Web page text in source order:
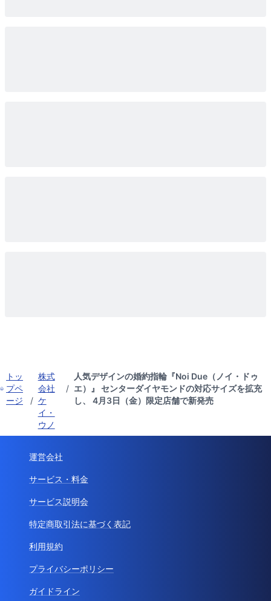
トッ
プペ
ージ
/
株式
会社
ケ
イ・
ウノ
/
人気デザインの婚約指輪『Noi Due（ノイ・ドゥ
エ）』 センターダイヤモンドの対応サイズを拡充
し、 4月3日（金）限定店舗で新発売
運営会社
サービス・料金
サービス説明会
特定商取引法に基づく表記
利用規約
プライバシーポリシー
ガイドライン